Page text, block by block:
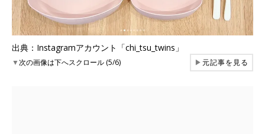
出典：Instagramアカウント「chi_tsu_twins」
▼次の画像は下へスクロール (5/6) ▶元記事を見る